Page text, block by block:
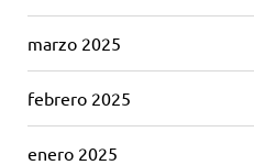
marzo 2025
febrero 2025
enero 2025